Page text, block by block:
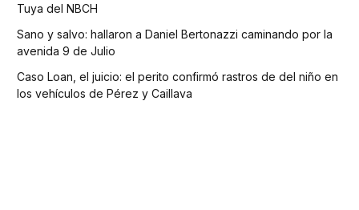
Tuya del NBCH
Sano y salvo: hallaron a Daniel Bertonazzi caminando por la
avenida 9 de Julio
Caso Loan, el juicio: el perito confirmó rastros de del niño en
los vehículos de Pérez y Caillava